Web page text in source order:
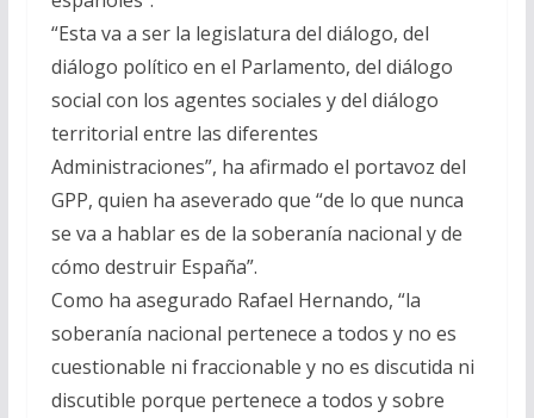
“Esta va a ser la legislatura del diálogo, del
diálogo político en el Parlamento, del diálogo
social con los agentes sociales y del diálogo
territorial entre las diferentes
Administraciones”, ha afirmado el portavoz del
GPP, quien ha aseverado que “de lo que nunca
se va a hablar es de la soberanía nacional y de
cómo destruir España”.
Como ha asegurado Rafael Hernando, “la
soberanía nacional pertenece a todos y no es
cuestionable ni fraccionable y no es discutida ni
discutible porque pertenece a todos y sobre